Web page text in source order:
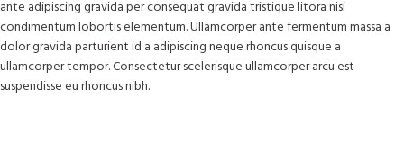
ante adipiscing gravida per consequat gravida tristique litora nisi
condimentum lobortis elementum. Ullamcorper ante fermentum massa a
dolor gravida parturient id a adipiscing neque rhoncus quisque a
ullamcorper tempor. Consectetur scelerisque ullamcorper arcu est
suspendisse eu rhoncus nibh.